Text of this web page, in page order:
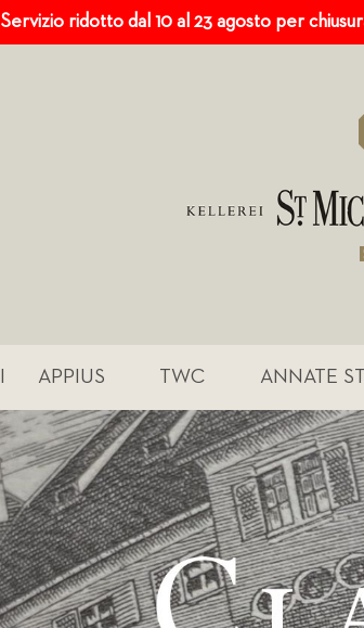
Servizio ridotto dal 10 al 23 agosto per
APPIUS TWC ANNATE